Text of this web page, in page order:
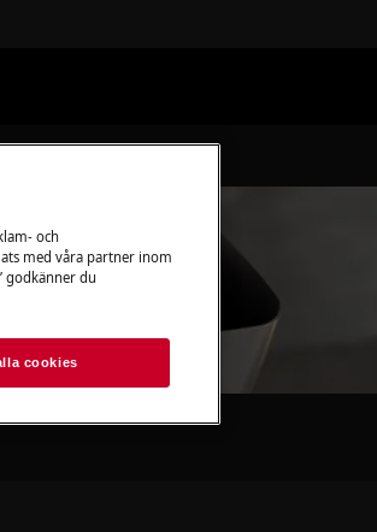
och
med våra partner inom
godkänner du
cookies